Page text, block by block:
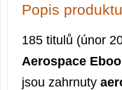
Popis produktu
185 titulů (únor
Aerospace
jsou zahrnuty